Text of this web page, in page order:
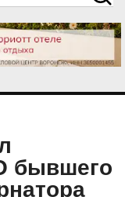
бывшего